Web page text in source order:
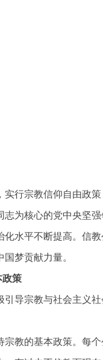
行宗教信仰自由政
为核心的党中央坚
水平不断提高。信
梦贡献力量。
政策
导宗教与社会主义
教的基本政策。每